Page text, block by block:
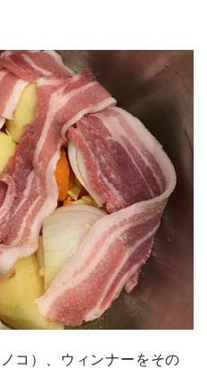
コ）、ウィンナーをその